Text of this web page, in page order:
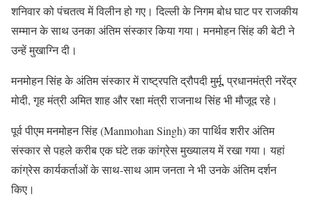
शनिवार को पंचतत्व में विलीन हो गए। दिल्ली के निगम बोध घाट पर राजकीय
सम्मान के साथ उनका अंतिम संस्कार किया गया। मनमोहन सिंह की बेटी ने
उन्हें मुखाग्नि दी।
मनमोहन सिंह के अंतिम संस्कार में राष्ट्रपति द्रौपदी मुर्मू, प्रधानमंत्री नरेंद्र
मोदी, गृह मंत्री अमित शाह और रक्षा मंत्री राजनाथ सिंह भी मौजूद रहे।
पूर्व पीएम मनमोहन सिंह (Manmohan Singh) का पार्थिव शरीर अंतिम
संस्कार से पहले करीब एक घंटे तक कांग्रेस मुख्यालय में रखा गया। यहां
कांग्रेस कार्यकर्ताओं के साथ-साथ आम जनता ने भी उनके अंतिम दर्शन
किए।